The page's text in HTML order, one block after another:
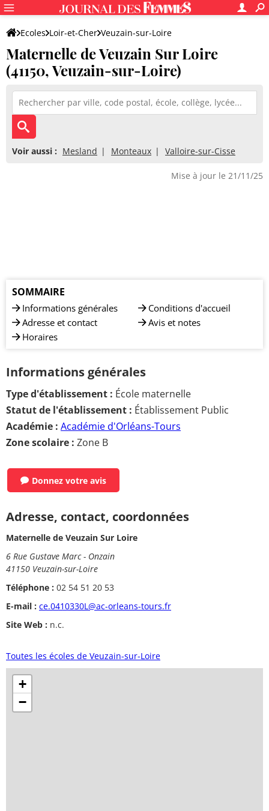
Ecoles Loir-et-Cher Veuzain-sur-Loire
Maternelle de Veuzain Sur Loire
Maternelle de Veuzain Sur Loire
(41150, Veuzain-sur-Loire)
Voir aussi : Mesland Monteaux Valloire-sur-Cisse
Mise à jour le 21/11/25
SOMMAIRE
Informations générales
Adresse et contact
Horaires
Conditions d'accueil
Avis et notes
Informations générales
Type d'établissement : École maternelle
Statut de l'établissement : Établissement Public
Académie : Académie d'Orléans-Tours
Zone scolaire : Zone B
Donnez votre avis
Adresse, contact, coordonnées
Maternelle de Veuzain Sur Loire
6 Rue Gustave Marc - Onzain
41150 Veuzain-sur-Loire
Téléphone : 02 54 51 20 53
E-mail : ce.0410330L@ac-orleans-tours.fr
Site Web : n.c.
Toutes les écoles de Veuzain-sur-Loire
+
−